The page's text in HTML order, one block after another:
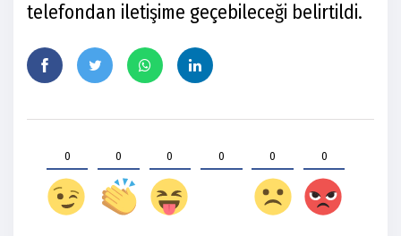
telefondan iletişime geçebileceği belirtildi.
0 0 0 0 0 0